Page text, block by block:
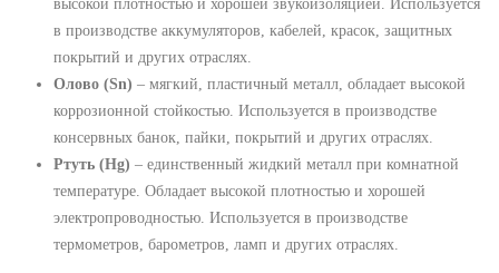
в производстве аккумуляторов, кабелей, красок, защитных
покрытий и других отраслях.
Олово (Sn) ‒ мягкий, пластичный металл, обладает высокой
коррозионной стойкостью. Используется в производстве
консервных банок, пайки, покрытий и других отраслях.
Ртуть (Hg) ‒ единственный жидкий металл при комнатной
температуре. Обладает высокой плотностью и хорошей
электропроводностью. Используется в производстве
термометров, барометров, ламп и других отраслях.